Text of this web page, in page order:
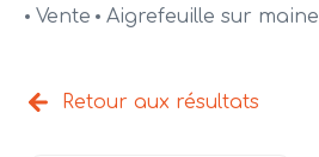
acheter
vente
Vente
Aigrefeuille sur maine
Retour aux résultats